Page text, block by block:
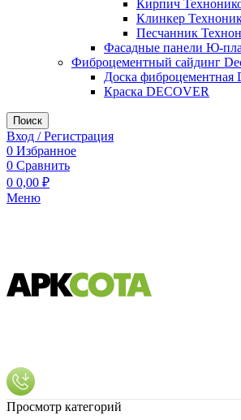
Кирпич
Клинкер
Песчанник
Фасадные панели Ю-
Фиброцементный сайдинг
Доска фиброцементная
Краска DECOVER
Поиск
Вход / Регистрация
0 Избранное
0 Сравнить
0 0,00 ₽
Меню
Просмотр категорий